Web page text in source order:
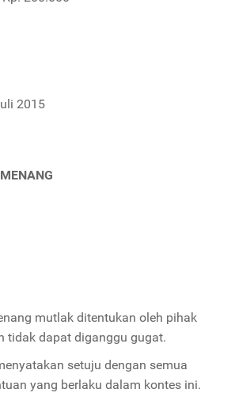
2015
mutlak ditentukan oleh pihak
tidak dapat diganggu gugat.
setuju dengan semua
yang berlaku dalam kontes ini.